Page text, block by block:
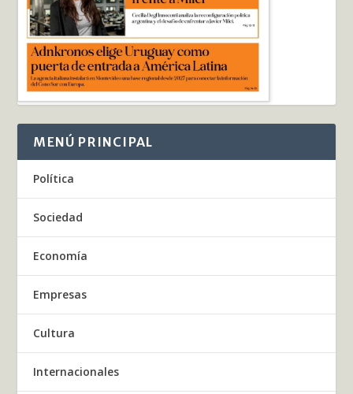
MENÚ PRINCIPAL
Política
Sociedad
Economía
Empresas
Cultura
Internacionales